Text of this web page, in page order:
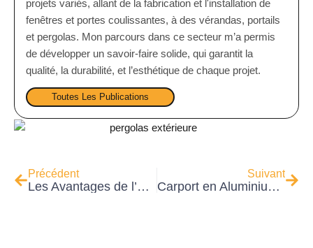
projets variés, allant de la fabrication et l'installation de
fenêtres et portes coulissantes, à des vérandas, portails
et pergolas. Mon parcours dans ce secteur m’a permis
de développer un savoir-faire solide, qui garantit la
qualité, la durabilité, et l’esthétique de chaque projet.
Toutes Les Publications
Précédent
Les Avantages de l’Aluminium pour Vos Menuiseries : Pourquoi Choisir ce Matériau ?
Suivant
Carport en Aluminium : Un Choix Pratique et Esthétique pour Protéger Votre Véhicule